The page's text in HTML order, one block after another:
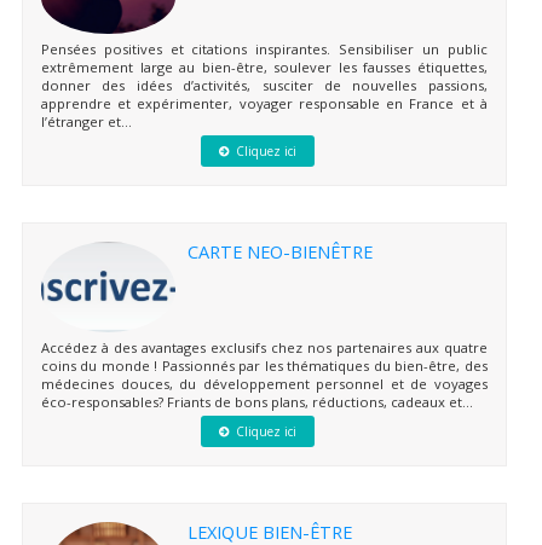
Pensées positives et citations inspirantes. Sensibiliser un public
extrêmement large au bien-être, soulever les fausses étiquettes,
donner des idées d’activités, susciter de nouvelles passions,
apprendre et expérimenter, voyager responsable en France et à
l’étranger et...
Cliquez ici
CARTE NEO-BIENÊTRE
Accédez à des avantages exclusifs chez nos partenaires aux quatre
coins du monde ! Passionnés par les thématiques du bien-être, des
médecines douces, du développement personnel et de voyages
éco-responsables? Friants de bons plans, réductions, cadeaux et...
Cliquez ici
LEXIQUE BIEN-ÊTRE